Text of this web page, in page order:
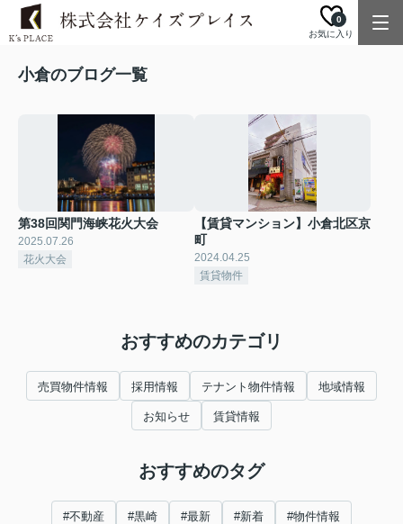
お気に入り
0
小倉のブログ一覧
第38回関門海峡花火大会
2025.07.26
花火大会
【賃貸マンション】小倉北区京
町
2024.04.25
賃貸物件
おすすめのカテゴリ
売買物件情報 採用情報 テナント物件情報 地域情報
お知らせ 賃貸情報
おすすめのタグ
#不動産 #黒崎 #最新 #新着 #物件情報